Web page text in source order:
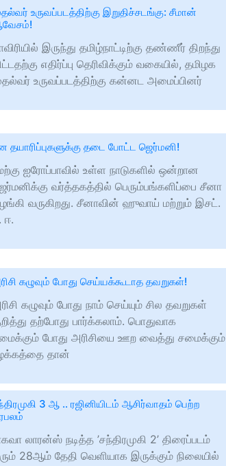
உருவப்படத்திற்கு இறுதிச்சடங்கு: சீமான்
இருந்து தமிழ்நாட்டிற்கு தண்ணீர் திறந்து
எதிர்ப்பு தெரிவிக்கும் வகையில், தமிழக
உருவப்படத்திற்கு கன்னட அமைப்பினர்
தயாரிப்புகளுக்கு தடை போட்ட ஜெர்மனி!
ஐரோப்பாவில் உள்ள நாடுகளில் ஒன்றான
வர்த்தகத்தில் பெரும்பங்களிப்பை சீனா
வருகிறது. சீனாவின் ஹுவாய் மற்றும் இசட்.
ஈ.
கழுவும் போது செய்யக்கூடாத தவறுகள்!
கழுவும் போது நாம் செய்யும் சில தவறுகள்
தற்போது பார்க்கலாம். பொதுவாக
போது அரிசியை ஊற வைத்து சமைக்கும்
தான்
3 ஆ .. ரஜினியிடம் ஆசிர்வாதம் பெற்ற
லாரன்ஸ் நடித்த ’சந்திரமுகி 2’ திரைப்படம்
28ஆம் தேதி வெளியாக இருக்கும் நிலையில்